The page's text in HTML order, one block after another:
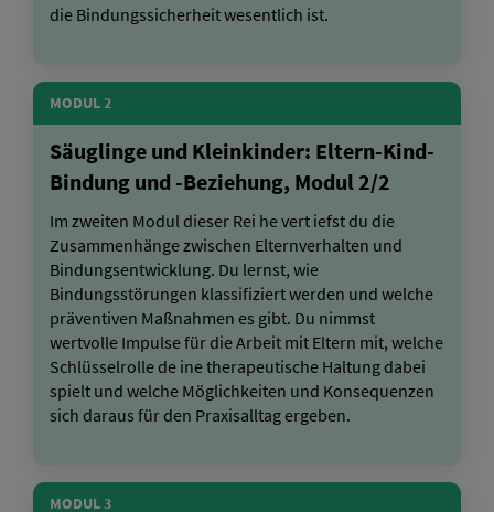
die Bindungssicherheit wesentlich ist.
MODUL 2
Säuglinge und Kleinkinder: Eltern-Kind-
Bindung und -Beziehung, Modul 2/2
Im zweiten Modul dieser Rei he vert iefst du die
Zusammenhänge zwischen Elternverhalten und
Bindungsentwicklung. Du lernst, wie
Bindungsstörungen klassifiziert werden und welche
präventiven Maßnahmen es gibt. Du nimmst
wertvolle Impulse für die Arbeit mit Eltern mit, welche
Schlüsselrolle de ine therapeutische Haltung dabei
spielt und welche Möglichkeiten und Konsequenzen
sich daraus für den Praxisalltag ergeben.
MODUL 3